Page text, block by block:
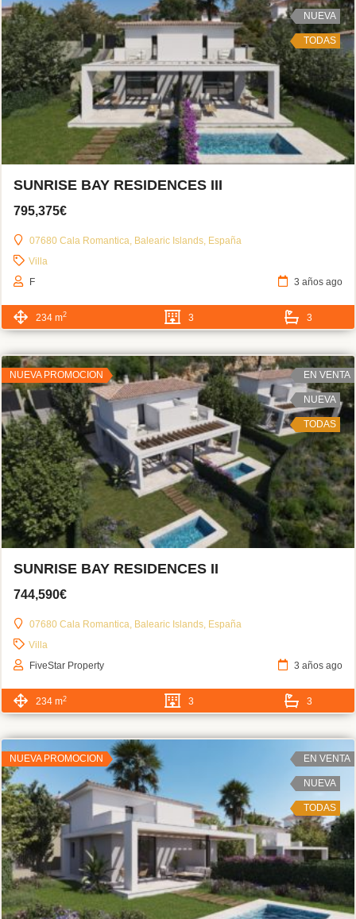
NUEVA
TODAS
SUNRISE BAY RESIDENCES III
795,375€
07680 Cala Romantica, Balearic Islands, España
Villa
F
3 años ago
234 m2 3 3
NUEVA PROMOCION EN VENTA
NUEVA
TODAS
SUNRISE BAY RESIDENCES II
744,590€
07680 Cala Romantica, Balearic Islands, España
Villa
FiveStar Property
3 años ago
234 m2 3 3
NUEVA PROMOCION EN VENTA
NUEVA
TODAS